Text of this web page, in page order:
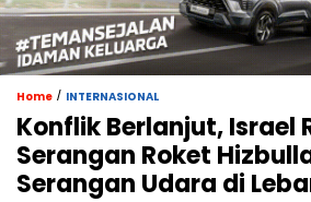
Home / INTERNASIONAL
Konflik Berlanjut, Israel
Serangan Roket
Serangan Udara di